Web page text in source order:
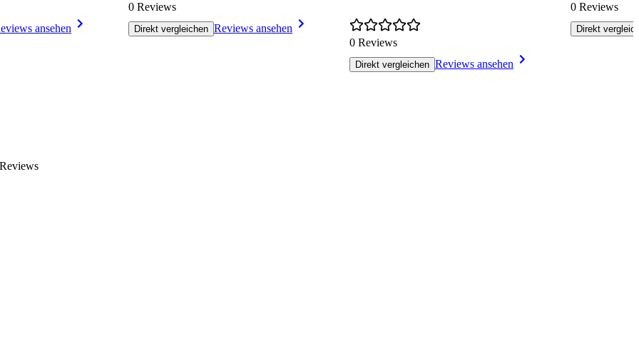
ansehen
0 Reviews
Direkt vergleichen Reviews ansehen
0 Reviews
Direkt vergleichen Reviews ansehen
0 Reviews
Direkt